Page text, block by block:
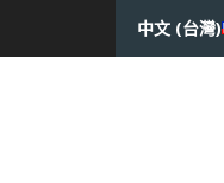
中文 (台灣)